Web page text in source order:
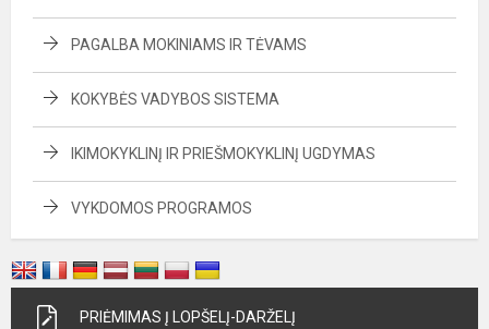
PAGALBA MOKINIAMS IR TĖVAMS
KOKYBĖS VADYBOS SISTEMA
IKIMOKYKLINĮ IR PRIEŠMOKYKLINĮ UGDYMAS
VYKDOMOS PROGRAMOS
PRIĖMIMAS Į LOPŠELĮ-DARŽELĮ